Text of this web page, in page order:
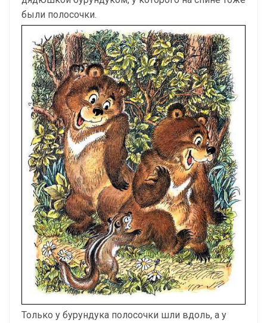
были полосочки.
Только у бурундука полосочки шли вдоль, а у